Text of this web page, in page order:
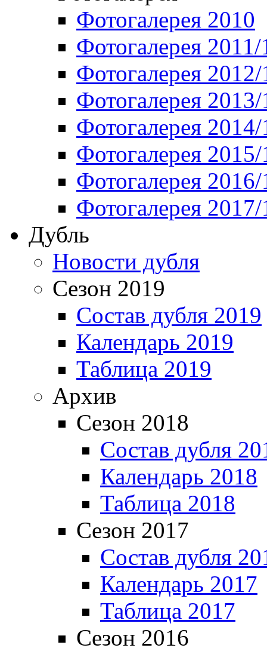
Фотогалерея 2010
Фотогалерея 2011/
Фотогалерея
Фотогалерея
Фотогалерея
Фотогалерея
Фотогалерея
Фотогалерея
Дубль
Новости дубля
Сезон 2019
Состав дубля 2019
Календарь 2019
Таблица 2019
Архив
Сезон 2018
Состав дубля
Календарь 2018
Таблица 2018
Сезон 2017
Состав дубля
Календарь 2017
Таблица 2017
Сезон 2016